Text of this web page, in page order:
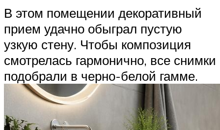
В этом помещении декоративный
прием удачно обыграл пустую
узкую стену. Чтобы композиция
смотрелась гармонично, все снимки
подобрали в черно-белой гамме.